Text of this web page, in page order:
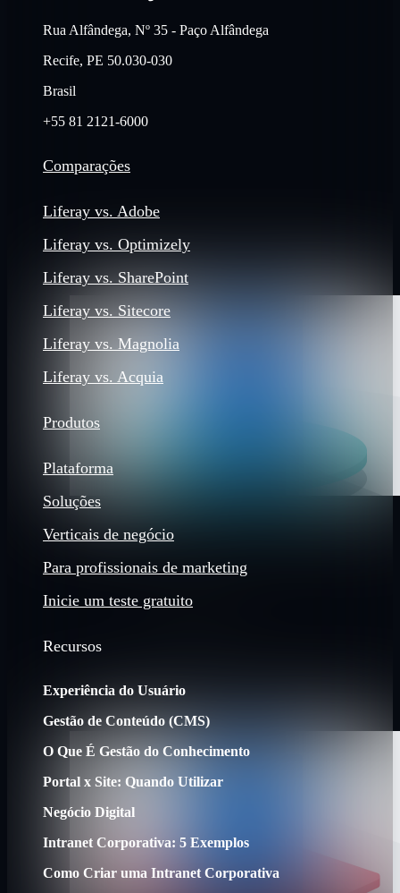
Rua Alfândega, Nº 35 - Paço Alfândega
Recife, PE 50.030-030
Brasil
+55 81 2121-6000
Comparações
Liferay vs. Adobe
Liferay vs. Optimizely
Liferay vs. SharePoint
Liferay vs. Sitecore
Liferay vs. Magnolia
Liferay vs. Acquia
Produtos
Plataforma
Soluções
Verticais de negócio
Para profissionais de marketing
Inicie um teste gratuito
Recursos
Experiência do Usuário
Gestão de Conteúdo (CMS)
O Que É Gestão do Conhecimento
Portal x Site: Quando Utilizar
Negócio Digital
Intranet Corporativa: 5 Exemplos
Como Criar uma Intranet Corporativa